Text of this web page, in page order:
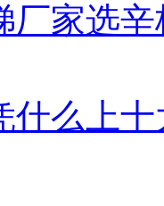
厂家选
什么上